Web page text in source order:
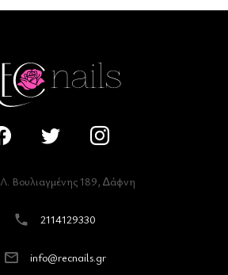
Λ. Βουλιαγµένης 189, ∆άφνη
2114129330
info@recnails.gr